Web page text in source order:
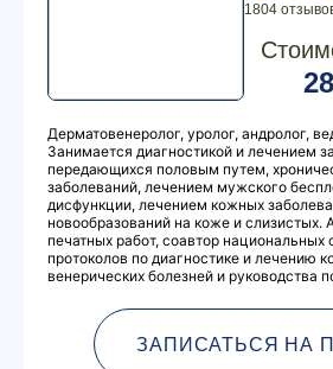
1804
Дерматовенеролог, уролог, андролог,
Занимается диагностикой и лечением
передающихся половым путем,
заболеваний, лечением мужского
дисфункции, лечением кожных
новообразований на коже и слизистых.
печатных работ, соавтор национальных
протоколов по диагностике и лечению
венерических болезней и
ЗАПИСАТЬСЯ НА